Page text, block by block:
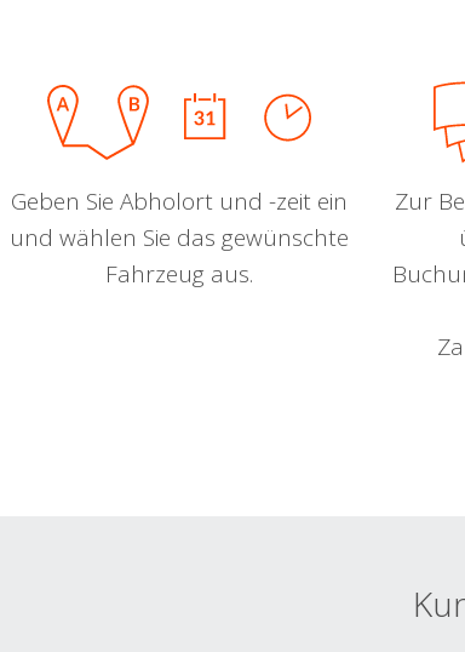
Geben Sie Abholort und -zeit ein
und wählen Sie das gewünschte
Fahrzeug aus.
Zur